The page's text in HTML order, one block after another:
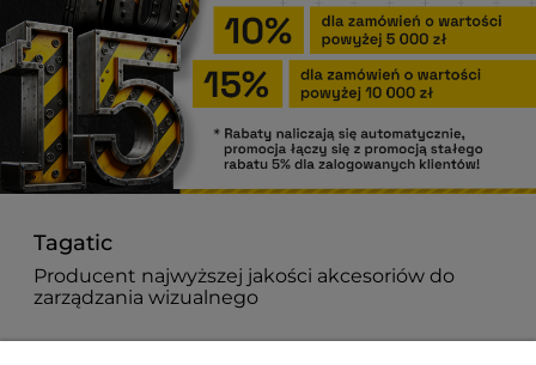
Tagatic
Producent najwyższej jakości akcesoriów do
zarządzania wizualnego